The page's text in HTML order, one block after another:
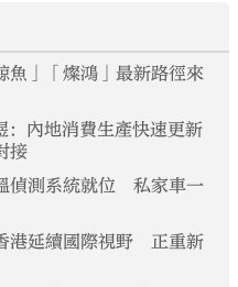
魚」「燦鴻」最新路徑來
：內地消費生產快速更新
接
偵測系統就位 私家車一
港延續國際視野 正重新